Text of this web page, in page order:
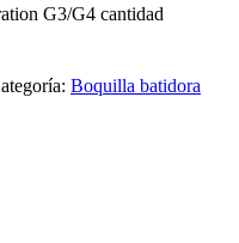
G3/G4 cantidad
Boquilla batidora